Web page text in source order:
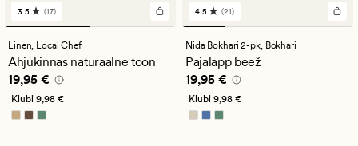
17
arvustust
keskmise
hinnanguga
3.5
3.5 (17)
Linen, Local Chef
Ahjukinnas naturaalne toon
Pris_ee 19,95 €
19,95 €
Klubi 9,98 €
21
arvustust
keskmise
hinnanguga
4.5
4.5 (21)
Nida Bokhari 2-pk, Bokhari
Pajalapp beež
Pris_ee 19,95 €
19,95 €
Klubi 9,98 €